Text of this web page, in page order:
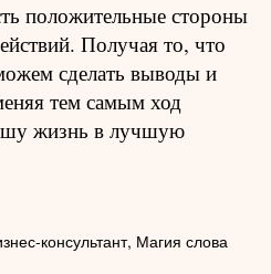
положительные стороны
Получая то, что
сделать выводы и
тем самым ход
жизнь в лучшую
консультант, Магия слова